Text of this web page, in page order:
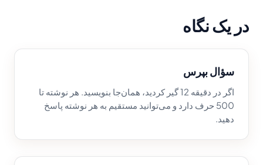
در یک نگاه
سؤال بپرس
اگر در دقیقه 12 گیر کردید، همان‌جا بنویسید. هر نوشته تا
500 حرف دارد و می‌توانید مستقیم به هر نوشته پاسخ
دهید.